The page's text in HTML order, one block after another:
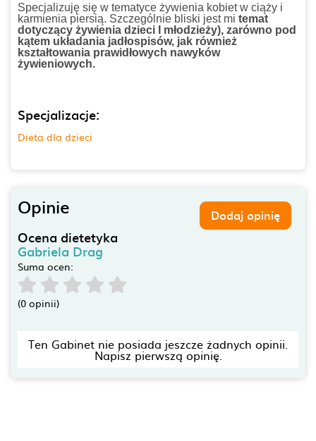
Specjalizuję się w tematyce żywienia kobiet w ciąży i
karmienia piersią. Szczególnie bliski jest mi temat
dotyczący żywienia dzieci
I młodzieży), zarówno pod
kątem układania jadłospisów, jak również
kształtowania prawidłowych nawyków
żywieniowych.
Specjalizacje:
Dieta dla dzieci
Opinie Dodaj opinię
Ocena dietetyka
Gabriela Drag
Suma ocen:
(0 opinii)
Ten Gabinet nie posiada jeszcze żadnych opinii.
Napisz pierwszą opinię.